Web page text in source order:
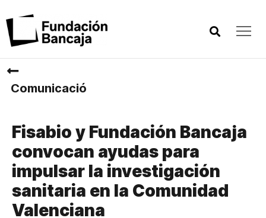
Comunicació
Fisabio y Fundación Bancaja
convocan ayudas para
impulsar la investigación
sanitaria en la Comunidad
Valenciana